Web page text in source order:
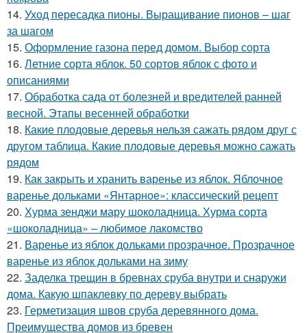
14. Уход пересадка пионы. Выращивание пионов – шаг
за шагом
15. Оформление газона перед домом. Выбор сорта
16. Летние сорта яблок. 50 сортов яблок с фото и
описаниями
17. Обработка сада от болезней и вредителей ранней
весной. Этапы весенней обработки
18. Какие плодовые деревья нельзя сажать рядом друг с
другом таблица. Какие плодовые деревья можно сажать
рядом
19. Как закрыть и хранить варенье из яблок. Яблочное
варенье дольками «Янтарное»: классический рецепт
20. Хурма зенджи мару шоколадница. Хурма сорта
«шоколадница» – любимое лакомство
21. Варенье из яблок дольками прозрачное. Прозрачное
варенье из яблок дольками на зиму
22. Заделка трещин в бревнах сруба внутри и снаружи
дома. Какую шпаклевку по дереву выбрать
23. Герметизация швов сруба деревянного дома.
Преимущества домов из бревен